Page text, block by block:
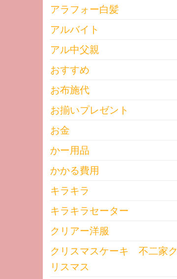
アラフォー白髪
アルバイト
アル中父親
おすすめ
お布施代
お揃いプレゼント
お金
かー用品
かかる費用
キラキラ
キラキラセーター
クリアー洋服
クリスマスケーキ 不二家ク
リスマス